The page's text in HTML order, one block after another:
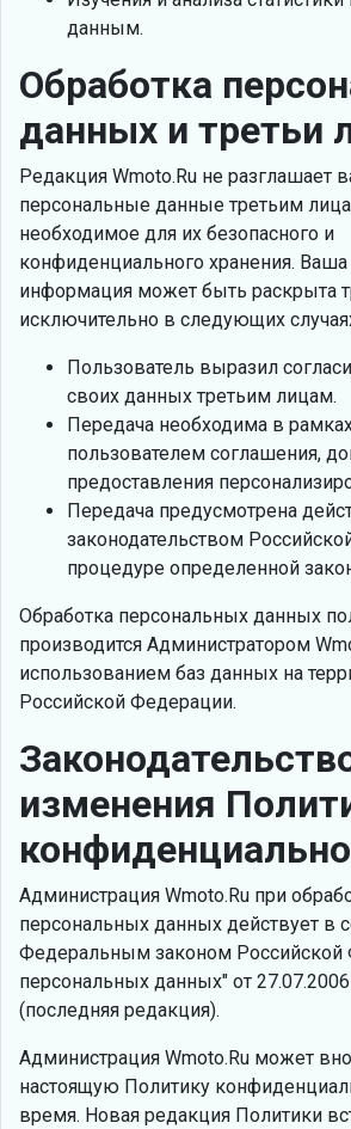
данным.
Обработка
данных и третьи
Редакция Wmoto.Ru не разглашает
персональные данные третьим
необходимое для их безопасного и
конфиденциального хранения. Ваша
информация может быть раскрыта
исключительно в следующих
Пользователь выразил
своих данных третьим лицам.
Передача необходима в
пользователем соглашения,
предоставления
Передача предусмотрена
законодательством
процедуре определенной
Обработка персональных данных
производится Администратором
использованием баз данных на
Российской Федерации.
изменения
Администрация Wmoto.Ru при
персональных данных действует в
Федеральным законом Российской
персональных данных" от
(последняя редакция).
Администрация Wmoto.Ru может
настоящую Политику
время. Новая редакция Политики